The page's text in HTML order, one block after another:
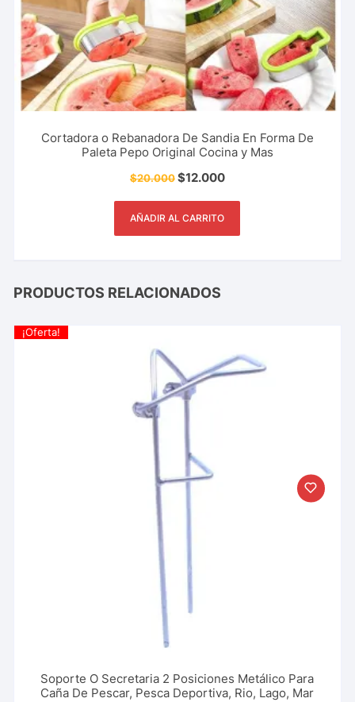
Cortadora o Rebanadora De Sandia En Forma De
Paleta Pepo Original Cocina y Mas
$20.000$12.000
AÑADIR AL CARRITO
PRODUCTOS RELACIONADOS
¡Oferta!
Soporte O Secretaria 2 Posiciones Metálico Para
Caña De Pescar, Pesca Deportiva, Rio, Lago, Mar